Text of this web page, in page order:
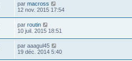
par macross
12 nov. 2015 17:54
par routin
10 juil. 2015 18:51
par aaagul45
19 déc. 2014 5:40